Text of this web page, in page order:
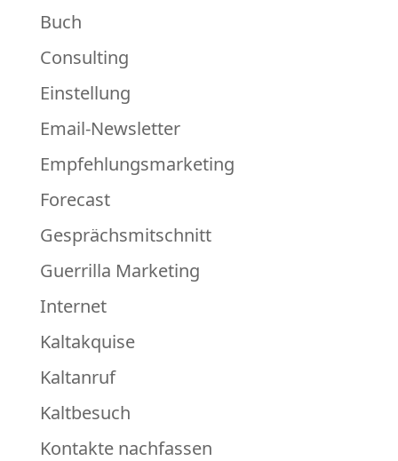
Buch
Consulting
Einstellung
Email-Newsletter
Empfehlungsmarketing
Forecast
Gesprächsmitschnitt
Guerrilla Marketing
Internet
Kaltakquise
Kaltanruf
Kaltbesuch
Kontakte nachfassen